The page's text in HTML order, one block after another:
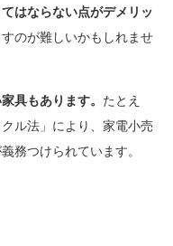
はならない点がデメリッ
のが難しいかもしれませ
具もあります。 たとえ
ル法」により、家電小売
務つけられています。